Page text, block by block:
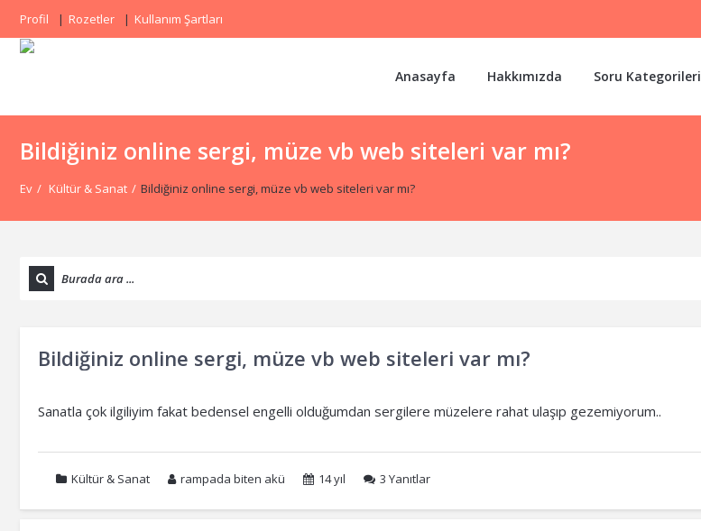
Profil Rozetler Kullanım Şartları
Anasayfa Hakkımızda Soru Kategorileri
Bildiğiniz online sergi, müze vb web siteleri var mı?
Ev / Kültür & Sanat / Bildiğiniz online sergi, müze vb web siteleri var mı?
Bildiğiniz online sergi, müze vb web siteleri var mı?
Sanatla çok ilgiliyim fakat bedensel engelli olduğumdan sergilere müzelere rahat ulaşıp gezemiyorum..
Kültür & Sanat rampada biten akü 14 yıl 3 Yanıtlar